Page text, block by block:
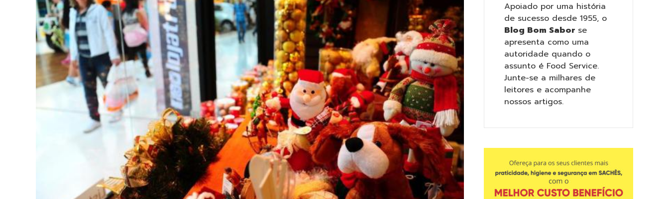
Apoiado por uma história
de sucesso desde 1955, o
Blog Bom Sabor se
apresenta como uma
autoridade quando o
assunto é Food Service.
Junte-se a milhares de
leitores e acompanhe
nossos artigos.